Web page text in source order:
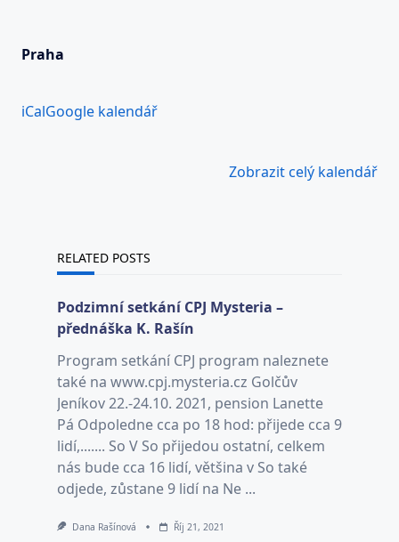
Praha
iCalGoogle kalendář
Zobrazit celý kalendář
RELATED POSTS
Podzimní setkání CPJ Mysteria –
přednáška K. Rašín
Program setkání CPJ program naleznete
také na www.cpj.mysteria.cz Golčův
Jeníkov 22.-24.10. 2021, pension Lanette
Pá Odpoledne cca po 18 hod: přijede cca 9
lidí,....... So V So přijedou ostatní, celkem
nás bude cca 16 lidí, většina v So také
odjede, zůstane 9 lidí na Ne ...
Dana Rašínová Říj 21, 2021